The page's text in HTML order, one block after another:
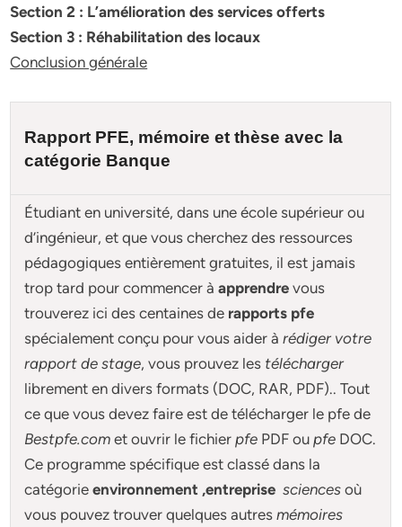
Section 2 : L’amélioration des services offerts
Section 3 : Réhabilitation des locaux
Conclusion générale
Rapport PFE, mémoire etthèse avec la
catégorie Banque
Étudiant en université, dans une école supérieur ou
d’ingénieur, et que vous cherchez des ressources
pédagogiques entièrement gratuites, il est jamais
trop tard pour commencer àapprendre vous
trouverez ici des centaines de rapports pfe
spécialement conçu pourvous aider àrédiger votre
rapport de stage, vous prouvez les télécharger
librement en divers formats (DOC, RAR, PDF).. Tout
ce que vous devez faire est de télécharger le pfe de
Bestpfe.com et ouvrir le fichierpfe PDF oupfe DOC.
Ce programme spécifique est classé dans la
catégorie environnement ,entreprisesciencesoù
vous pouvez trouver quelques autresmémoires